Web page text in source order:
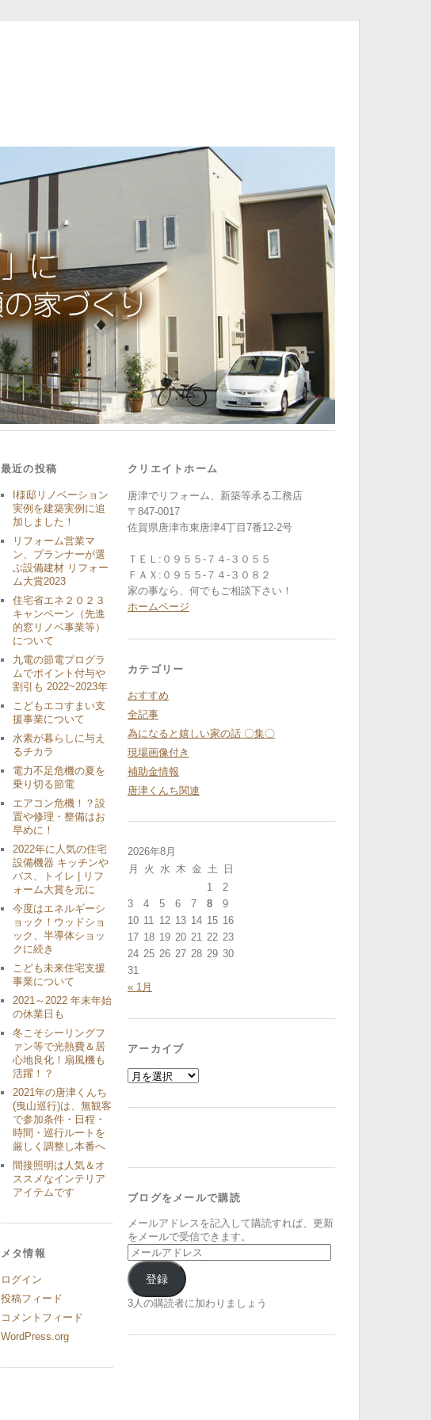
最近の投稿
I様邸リノベーション
実例を建築実例に追
加しました！
リフォーム営業マ
ン、プランナーが選
ぶ設備建材 リフォー
ム大賞2023
住宅省エネ２０２３
キャンペーン（先進
的窓リノベ事業等）
について
九電の節電プログラ
ムでポイント付与や
割引も 2022~2023年
こどもエコすまい支
援事業について
水素が暮らしに与え
るチカラ
電力不足危機の夏を
乗り切る節電
エアコン危機！？設
置や修理・整備はお
早めに！
2022年に人気の住宅
設備機器 キッチンや
バス、トイレ | リフ
ォーム大賞を元に
今度はエネルギーシ
ョック！ウッドショ
ック、半導体ショッ
クに続き
こども未来住宅支援
事業について
2021～2022 年末年始
の休業日も
冬こそシーリングフ
ァン等で光熱費＆居
心地良化！扇風機も
活躍！？
2021年の唐津くんち
(曳山巡行)は、無観客
で参加条件・日程・
時間・巡行ルートを
厳しく調整し本番へ
間接照明は人気＆オ
ススメなインテリア
アイテムです
メタ情報
ログイン
投稿フィード
コメントフィード
WordPress.org
クリエイトホーム
唐津でリフォーム、新築等承る工務店
〒847-0017
佐賀県唐津市東唐津4丁目7番12-2号
ＴＥＬ:０９５５-７４-３０５５
ＦＡＸ:０９５５-７４-３０８２
家の事なら、何でもご相談下さい！
ホームページ
カテゴリー
おすすめ
全記事
為になると嬉しい家の話 〇集〇
現場画像付き
補助金情報
唐津くんち関連
2026年8月
月
火 水 木 金 土
日
1
2
3
4 5 6 7 8
9
10 11 12 13 14 15 16
17 18 19 20 21 22 23
24 25 26 27 28 29 30
31
« 1月
アーカイブ
ア
ー
ブログをメールで購読
メールアドレスを記入して購読すれば、更新
をメールで受信できます。
メ
ー
ル
ア
ド
登録
3人の購読者に加わりましょう